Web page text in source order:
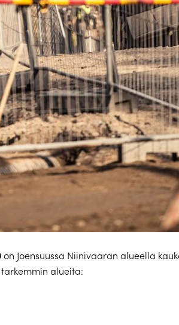
on Joensuussa Niinivaaran alueella
tarkemmin alueita: